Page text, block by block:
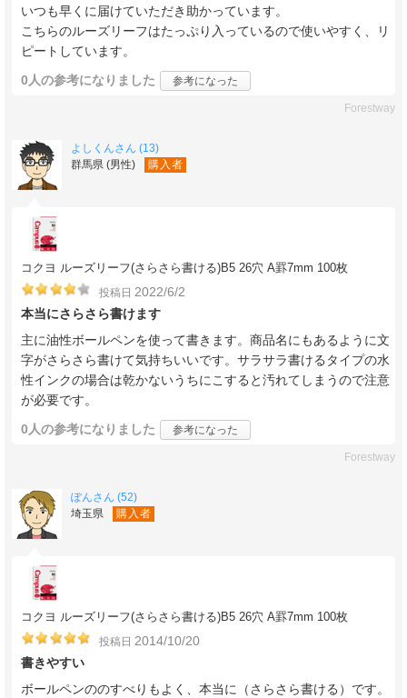
いつも早くに届けていただき助かっています。
こちらのルーズリーフはたっぷり入っているので使いやすく、リ
ピートしています。
0人の参考になりました 参考になった
Forestway
よしくんさん (13)
群馬県 (男性)
購入者
コクヨ ルーズリーフ(さらさら書ける)B5 26穴 A罫7mm 100枚
投稿日 2022/6/2
本当にさらさら書けます
主に油性ボールペンを使って書きます。商品名にもあるように文
字がさらさら書けて気持ちいいです。サラサラ書けるタイプの水
性インクの場合は乾かないうちにこすると汚れてしまうので注意
が必要です。
0人の参考になりました 参考になった
Forestway
ぽんさん (52)
埼玉県
購入者
コクヨ ルーズリーフ(さらさら書ける)B5 26穴 A罫7mm 100枚
投稿日 2014/10/20
書きやすい
ボールペンののすべりもよく、本当に（さらさら書ける）です。